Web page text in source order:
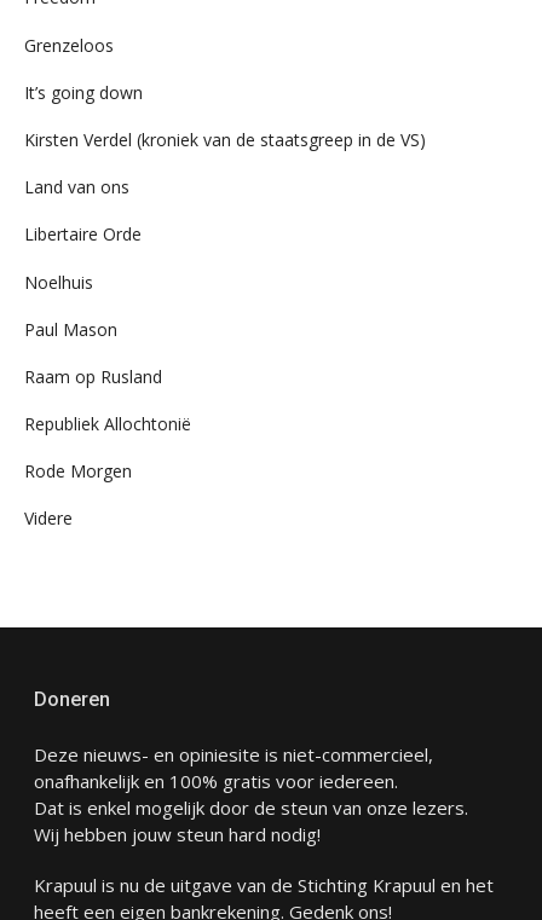
Grenzeloos
It’s going down
Kirsten Verdel (kroniek van de staatsgreep in de VS)
Land van ons
Libertaire Orde
Noelhuis
Paul Mason
Raam op Rusland
Republiek Allochtonië
Rode Morgen
Videre
Doneren
Deze nieuws- en opiniesite is niet-commercieel,
onafhankelijk en 100% gratis voor iedereen.
Dat is enkel mogelijk door de steun van onze lezers.
Wij hebben jouw steun hard nodig!
Krapuul is nu de uitgave van de Stichting Krapuul en het
heeft een eigen bankrekening. Gedenk ons!